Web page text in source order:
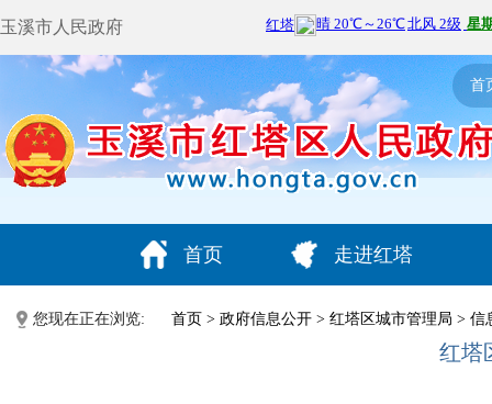
玉溪市人民政府
首
首页 走进红塔
您现在正在浏览: 首页 > 政府信息公开 > 红塔区城市管理局 > 信
红塔